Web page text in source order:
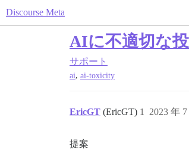
Discourse Meta
AIに不適切な
サポート
ai, ai-toxicity
EricGT (EricGT) 2023 年
1
提案